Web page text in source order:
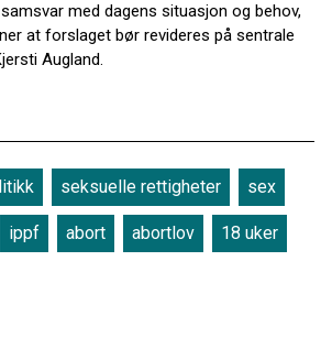
med dagens situasjon og behov,
at forslaget bør revideres på sentrale
Augland.
seksuelle rettigheter sex
ippf abort abortlov 18 uker